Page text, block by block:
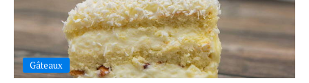
Gâteaux